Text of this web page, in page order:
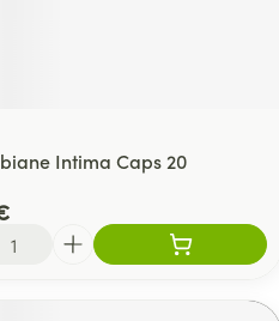
Intima Caps 20